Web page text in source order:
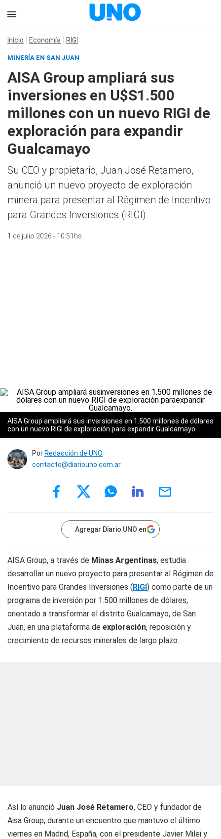
Inicio Economía RIGI
MINERÍA EN SAN JUAN
AISA Group ampliará sus
inversiones en U$S1.500
millones con un nuevo RIGI de
exploración para expandir
Gualcamayo
Su CEO y propietario, Juan José Retamero,
anunció un nuevo proyecto de exploración
minera para presentar al Régimen de Incentivo
para Grandes Inversiones (RIGI)
1 de julio 2026 - 10:51hs
AISA Group ampliará sus inversiones en 1.500 millones de dólares
con un nuevo RIGI de exploración para expandir Gualcamayo.
Por Redacción de UNO
contacto@diariouno.com.ar
Agregar Diario UNO en
AISA Group, a través de Minas Argentinas, estudia
desarrollar un nuevo proyecto para presentar al Régimen de
Incentivo para Grandes Inversiones (RIGI) como parte de un
programa de inversión por 1.500 millones de dólares,
orientado a transformar el distrito Gualcamayo, de San
Juan, en una plataforma de exploración, reposición y
crecimiento de recursos minerales de largo plazo.
Así lo anunció Juan José Retamero, CEO y fundador de
Aisa Group, durante un encuentro que mantuvo el último
viernes en Madrid, España, con el presidente Javier Milei y